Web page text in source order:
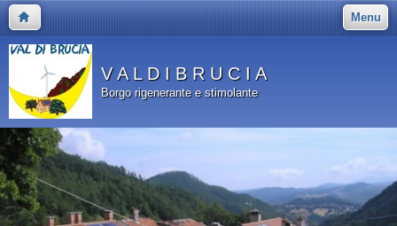
Menu
V A L D I B R U C I A
Borgo rigenerante e stimolante